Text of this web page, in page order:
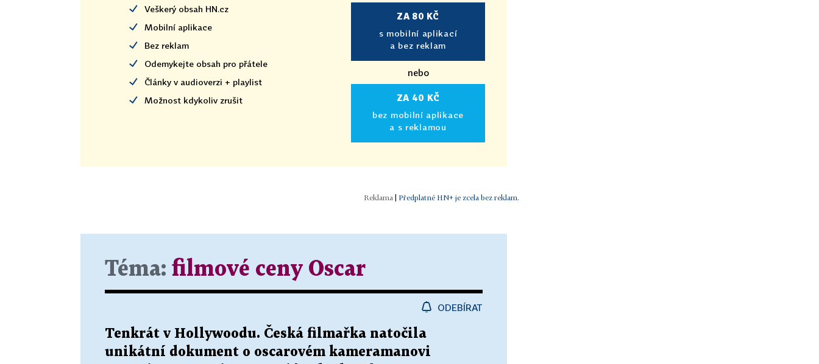
Bryan Cranston – Trumbo
Matt Damon – Marťan
Leonardo DiCaprio – Revenant Zmrtvýchvstání
Brie Larsonová – Room
Jennifer Lawrencová – Joy
Charlotte Ramplingová – 45 let
Saoirse Ronanová – Brooklyn
Veškerý obsah HN.cz
Mobilní aplikace
Bez reklam
Odemykejte obsah pro přátele
Články v audioverzi + playlist
Možnost kdykoliv zrušit
ZA 80 KČ
s mobilní aplikací
a bez reklam
nebo
ZA 40 KČ
bez mobilní aplikace
a s reklamou
| Předplatné HN+ je zcela bez reklam.
Téma: filmové ceny Oscar
ODEBÍRAT
Tenkrát v Hollywoodu. Česká filmařka natočila
unikátní dokument o oscarovém kameramanovi